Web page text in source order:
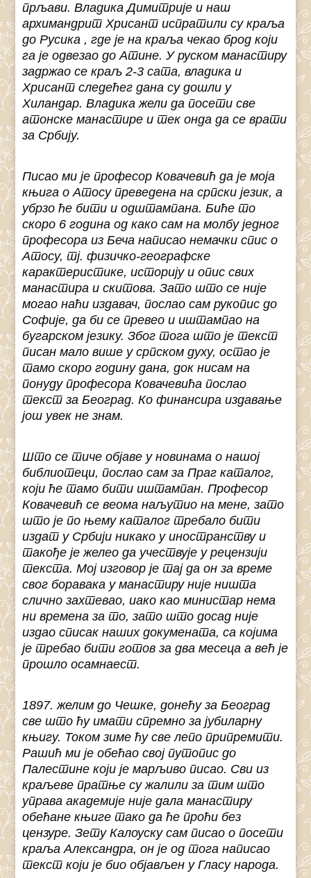
прљави. Владика Димитрије и наш
архимандрит Хрисант испратили су краља
до Русика , где је на краља чекао брод који
га је одвезао до Атине. У руском манастиру
задржао се краљ 2-3 сата, владика и
Хрисант следећег дана су дошли у
Хиландар. Владика жели да посети све
атонске манастире и тек онда да се врати
за Србију.
Писао ми је професор Ковачевић да је моја
књига о Атосу преведена на српски језик, а
убрзо ће бити и одштампана. Биће то
скоро 6 година од како сам на молбу једног
професора из Беча написао немачки спис о
Атосу, тј. физичко-географске
карактеристике, историју и опис свих
манастира и скитова. Зато што се није
могао наћи издавач, послао сам рукопис до
Софије, да би се превео и иштампао на
бугарском језику. Због тога што је текст
писан мало више у српском духу, остао је
тамо скоро годину дана, док нисам на
понуду професора Ковачевића послао
текст за Београд. Ко финансира издавање
још увек не знам.
Што се тиче објаве у новинама о нашој
библиотеци, послао сам за Праг каталог,
који ће тамо бити иштампан. Професор
Ковачевић се веома наљутио на мене, зато
што је по њему каталог требало бити
издат у Србији никако у иностранству и
такође је желео да учествује у рецензији
текста. Мој изговор је тај да он за време
свог боравака у манастиру није ништа
слично захтевао, иако као министар нема
ни времена за то, зато што досад није
издао списак наших докумената, са којима
је требао бити готов за два месеца а већ је
прошло осамнаест.
1897. желим до Чешке, донећу за Београд
све што ћу имати спремно за јубиларну
књигу. Током зиме ћу све лепо припремити.
Рашић ми је обећао свој путопис до
Палестине који је марљиво писао. Сви из
краљеве пратње су жалили за тим што
управа академије није дала манастиру
обећане књиге тако да ће проћи без
цензуре. Зету Калоуску сам писао о посети
краља Александра, он је од тога написао
текст који је био објављен у Гласу народа.